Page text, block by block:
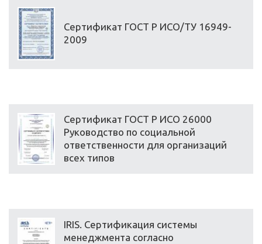
Сертификат ГОСТ Р ИСО/ТУ 16949-
2009
Сертификат ГОСТ Р ИСО 26000
Руководство по социальной
ответственности для организаций
всех типов
IRIS. Сертификация системы
менеджмента согласно